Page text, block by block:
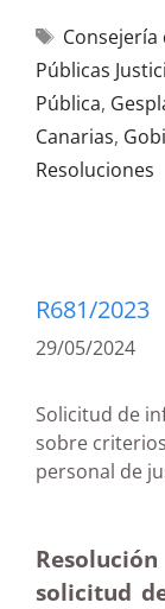
Públicas
Pública,
Canarias,
Resoluciones
R681/2023
29/05/2024
Solicitud de
sobre
personal
solicitud